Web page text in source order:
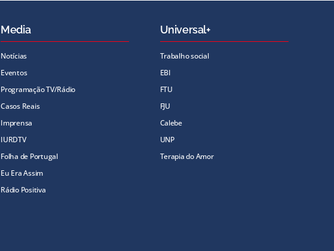
Media
Notícias
Eventos
Programação TV/Rádio
Casos Reais
Imprensa
IURDTV
Folha de Portugal
Eu Era Assim
Rádio Positiva
Universal+
Trabalho social
EBI
FTU
FJU
Calebe
UNP
Terapia do Amor